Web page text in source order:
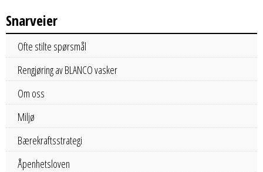
Snarveier
Ofte stilte spørsmål
Rengjøring av BLANCO vasker
Om oss
Miljø
Bærekraftsstrategi
Åpenhetsloven